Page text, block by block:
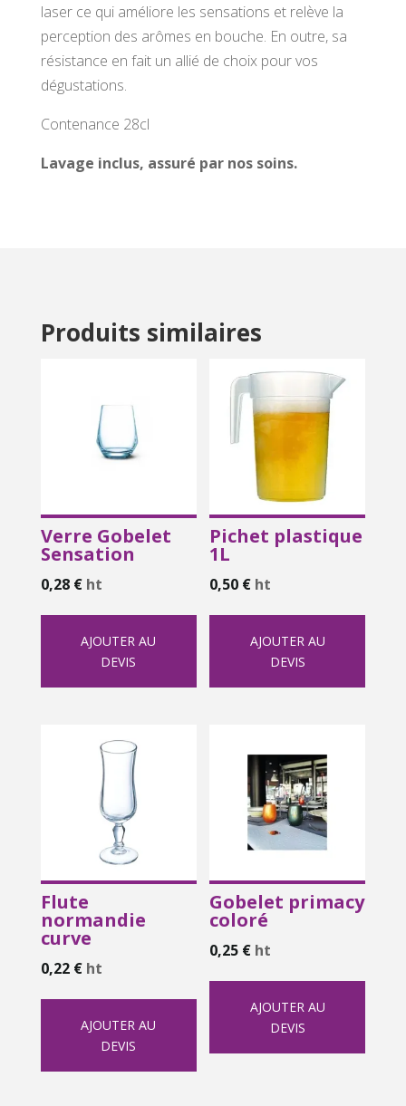
laser ce qui améliore les sensations et relève la
perception des arômes en bouche. En outre, sa
résistance en fait un allié de choix pour vos
dégustations.
Contenance 28cl
Lavage inclus, assuré par nos soins.
Produits similaires
Verre Gobelet
Sensation
0,28 € ht
AJOUTER AU
DEVIS
Pichet plastique
1L
0,50 € ht
AJOUTER AU
DEVIS
Flute
normandie
curve
0,22 € ht
AJOUTER AU
DEVIS
Gobelet primacy
coloré
0,25 € ht
AJOUTER AU
DEVIS